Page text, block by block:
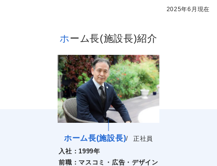
2025年6月現在
ホーム長(施設長)紹介
ホーム長(施設長)/
正社員
入社： 1999年
前職： マスコミ・広告・デザイン